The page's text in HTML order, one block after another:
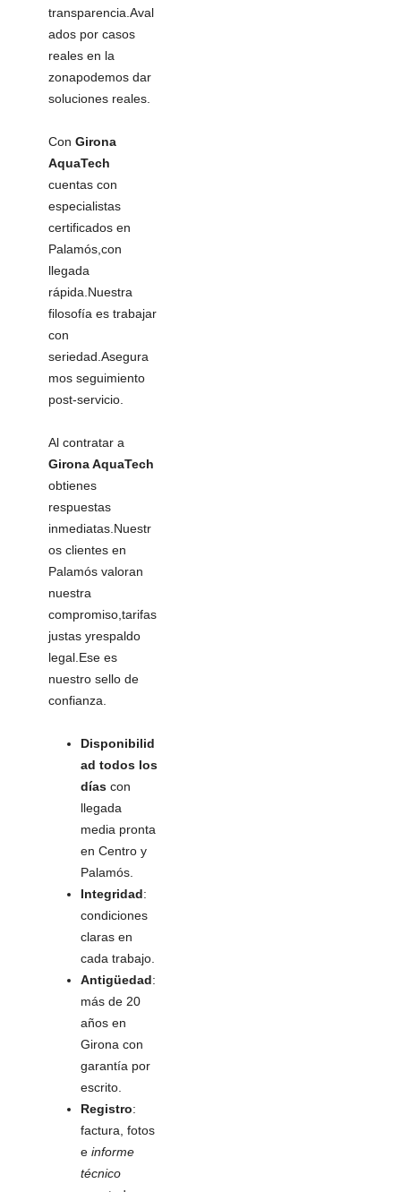
transparencia.Aval
ados por casos
reales en la
zonapodemos dar
soluciones reales.
Con Girona
AquaTech
cuentas con
especialistas
certificados en
Palamós,con
llegada
rápida.Nuestra
filosofía es trabajar
con
seriedad.Asegura
mos seguimiento
post-servicio.
Al contratar a
Girona AquaTech
obtienes
respuestas
inmediatas.Nuestr
os clientes en
Palamós valoran
nuestra
compromiso,tarifas
justas yrespaldo
legal.Ese es
nuestro sello de
confianza.
Disponibilid
ad todos los
días con
llegada
media pronta
en Centro y
Palamós.
Integridad:
condiciones
claras en
cada trabajo.
Antigüedad:
más de 20
años en
Girona con
garantía por
escrito.
Registro:
factura, fotos
e informe
técnico